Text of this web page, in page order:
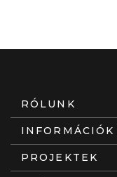
RÓLUNK
INFORMÁCIÓK
PROJEKTEK